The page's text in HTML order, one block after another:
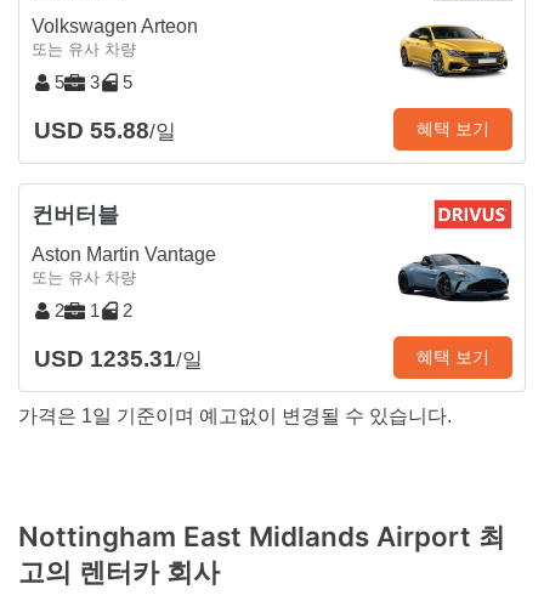
Volkswagen Arteon
또는 유사 차량
5 3 5
USD 55.88/일 혜택 보기
컨버터블
Aston Martin Vantage
또는 유사 차량
2 1 2
USD 1235.31/일 혜택 보기
가격은 1일 기준이며 예고없이 변경될 수 있습니다.
Nottingham East Midlands Airport 최
고의 렌터카 회사